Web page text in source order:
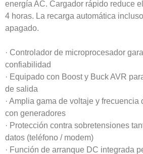
energía AC. Cargador rápido reduce
4 horas. La recarga automática
apagado.
· Controlador de microprocesador
confiabilidad
· Equipado con Boost y Buck AVR
de salida
· Amplia gama de voltaje y frecuencia
con generadores
· Protección contra sobretensiones
datos (teléfono / modem)
· Función de arranque DC integrada